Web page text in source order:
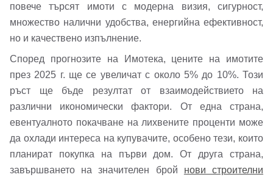
повече търсят имоти с модерна визия, сигурност,
множество налични удобства, енергийна ефективност,
но и качествено изпълнение.
Според прогнозите на Имотека, цените на имотите
през 2025 г. ще се увеличат с около 5% до 10%. Този
ръст ще бъде резултат от взаимодействието на
различни икономически фактори. От една страна,
евентуалното покачване на лихвените проценти може
да охлади интереса на купувачите, особено тези, които
планират покупка на първи дом. От друга страна,
завършването на значителен брой нови строителни